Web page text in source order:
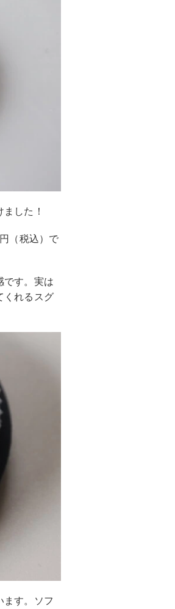
した！
（税込）で
です。実は
くれるスグ
ます。ソフ